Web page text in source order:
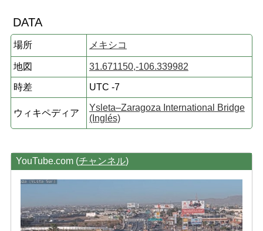
DATA
場所 メキシコ
地図 31.671150,-106.339982
時差 UTC -7
ウィキペディア
Ysleta–Zaragoza International Bridge
(Inglés)
YouTube.com (チャンネル)